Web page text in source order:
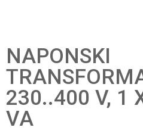
NAPONSKI
230..400 V, 1
VA